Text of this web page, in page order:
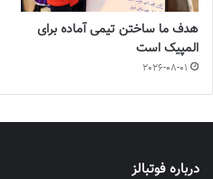
هدف ما ساختن تیمی آماده برای
المپیک است
2026-08-01
درباره فوتبالز